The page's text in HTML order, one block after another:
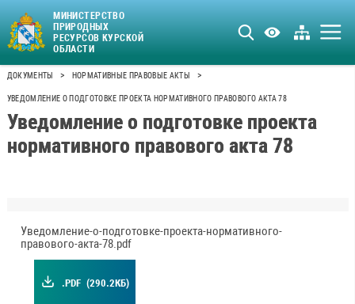
МИНИСТЕРСТВО
ПРИРОДНЫХ
РЕСУРСОВ КУРСКОЙ
ОБЛАСТИ
ДОКУМЕНТЫ > НОРМАТИВНЫЕ ПРАВОВЫЕ АКТЫ >
УВЕДОМЛЕНИЕ О ПОДГОТОВКЕ ПРОЕКТА НОРМАТИВНОГО ПРАВОВОГО АКТА 78
Уведомление о подготовке проекта
нормативного правового акта 78
Уведомление-о-подготовке-проекта-нормативного-
правового-акта-78.pdf
.PDF (290.2КБ)